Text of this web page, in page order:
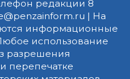
редакции 8
| На
информационные
использование
разрешения
перепечатке